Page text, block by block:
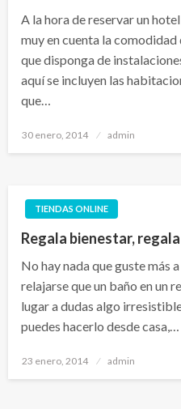
A la hora de reservar un
muy en cuenta la
que disponga de
aquí se incluyen las
que…
Publicado
30 enero, 2014 admin
TIENDAS ONLINE
Regala bienestar,
No hay nada que guste más
relajarse que un baño en un
lugar a dudas algo
puedes hacerlo desde casa,…
Publicado
23 enero, 2014 admin